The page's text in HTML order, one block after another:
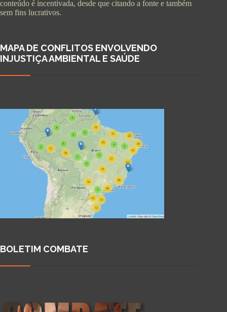
conteúdo é incentivada, desde que citando a fonte e também
sem fins lucrativos.
MAPA DE CONFLITOS ENVOLVENDO
INJUSTIÇA AMBIENTAL E SAÚDE
BOLETIM COMBATE